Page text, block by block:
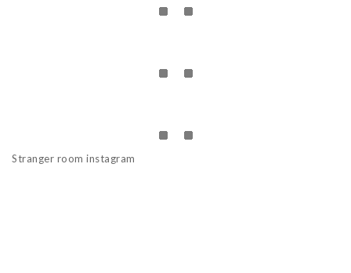
Stranger room instagram